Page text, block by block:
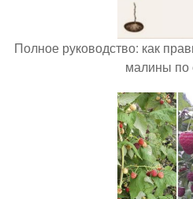
Полное руководство: как
малины по